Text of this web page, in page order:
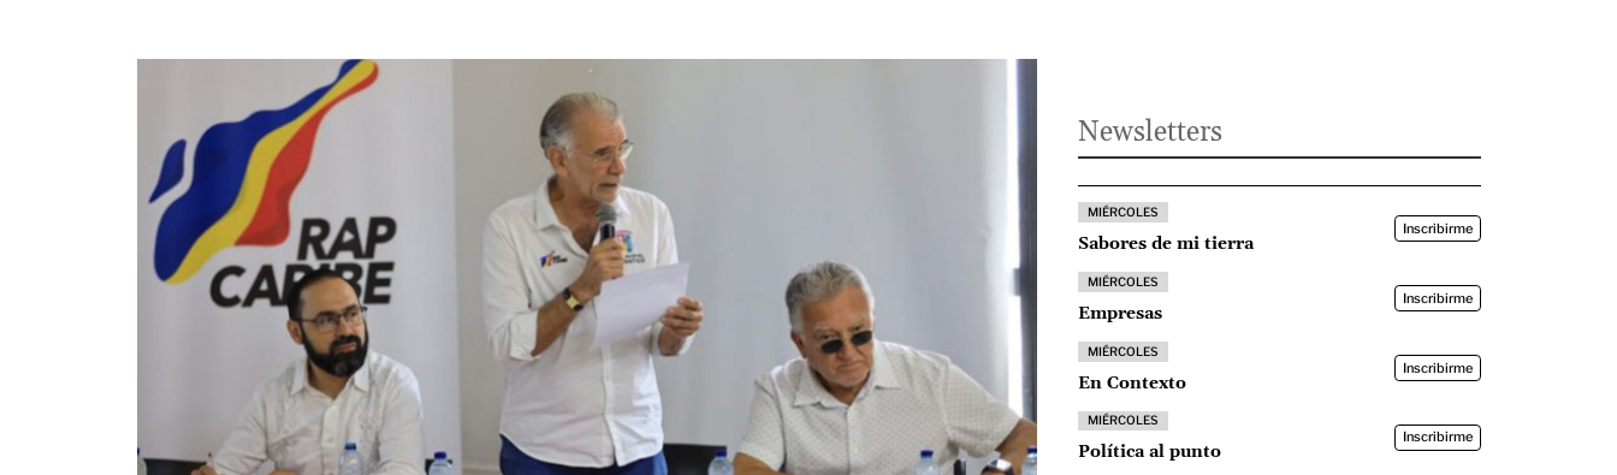
Newsletters
MIÉRCOLES
Sabores de mi tierra
Inscribirme
MIÉRCOLES
Empresas
Inscribirme
MIÉRCOLES
En Contexto
Inscribirme
MIÉRCOLES
Política al punto
Inscribirme